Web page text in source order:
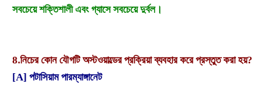
সবচেয়ে শক্তিশালী এবং গ্যাসে সবচেয়ে দুর্বল।
8.নিচের কোন যৌগটি অস্টওয়াল্ডের প্রক্রিয়া ব্যবহার করে প্রস্তুত করা হয়?
[A] পটাসিয়াম পারম্যাঙ্গানেট